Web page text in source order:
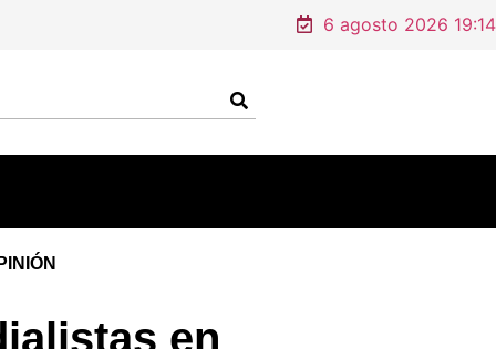
6 agosto 2026 19:14
en